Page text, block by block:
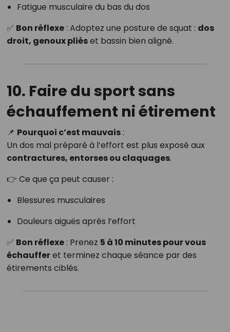
Fatigue musculaire du bas du dos
✅ Bon réflexe: Adoptez une posture de squat : dos
droit, genoux pliéset bassin bien aligné.
10. Faire du sport sans
échauffement ni étirement
📌 Pourquoi c’est mauvais:
Un dos mal préparé à l’effort est plus exposé aux
contractures, entorses ou claquages.
👉 Ce que ça peut causer :
Blessures musculaires
Douleurs aiguës après l’effort
✅ Bon réflexe: Prenez 5 à 10 minutes pour vous
échaufferet terminez chaque séance par des
étirements ciblés.